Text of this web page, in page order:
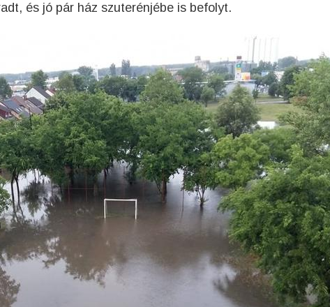
és jó pár ház szuterénjébe is befolyt.